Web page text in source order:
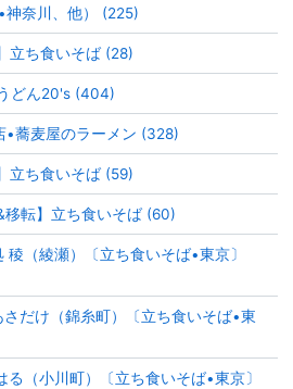
神奈川、他） (225)
立ち食いそば (28)
どん20's (404)
•蕎麦屋のラーメン (328)
立ち食いそば (59)
移転】立ち食いそば (60)
稜（綾瀬）〔立ち食いそば•東京〕
だけ（錦糸町）〔立ち食いそば•東
る（小川町）〔立ち食いそば•東京〕